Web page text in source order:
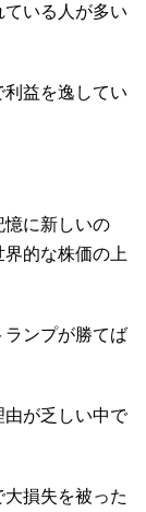
いる人が多い
益を逸してい
憶に新しいの
的な株価の上
ランプが勝てば
が乏しい中で
損失を被った